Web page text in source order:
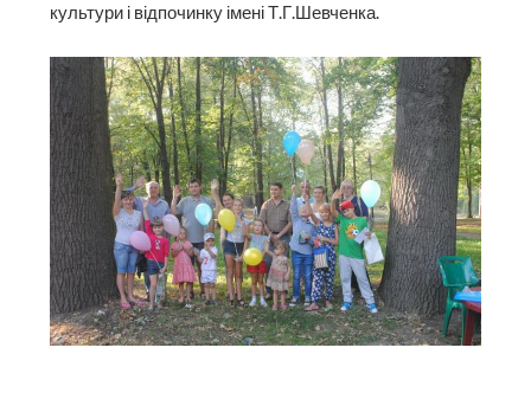
культури і відпочинку імені Т.Г.Шевченка.